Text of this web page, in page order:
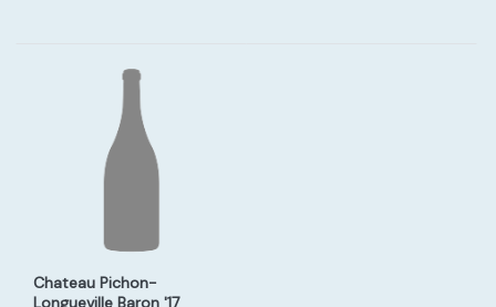
Chateau Pichon-
Longueville Baron '17